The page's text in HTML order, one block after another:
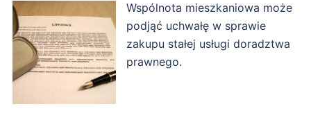
Wspólnota mieszkaniowa może
podjąć uchwałę w sprawie
zakupu stałej usługi doradztwa
prawnego.